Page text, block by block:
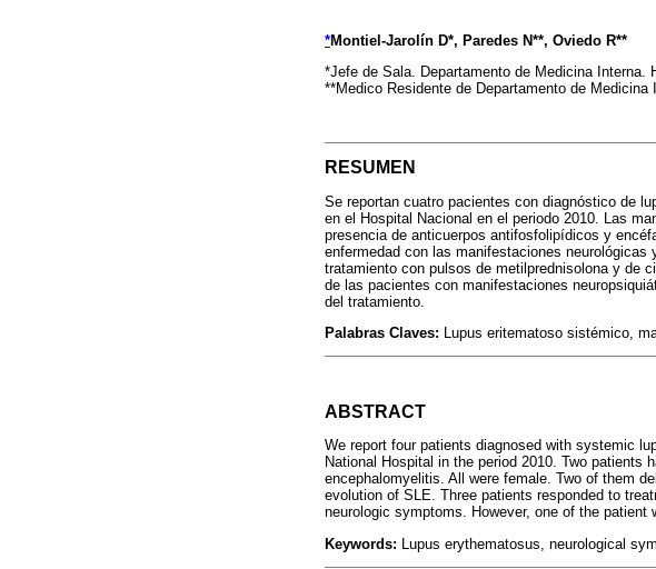
*Montiel-Jarolín D*, Paredes N**, Oviedo R**
*Jefe de Sala. Departamento de Medicina Interna.
**Medico Residente de Departamento de Medicina
RESUMEN
Se reportan cuatro pacientes con diagnóstico de
en el Hospital Nacional en el periodo 2010. Las
presencia de anticuerpos antifosfolipídicos y
enfermedad con las manifestaciones
tratamiento con pulsos de metilprednisolona y de
de las pacientes con manifestaciones
del tratamiento.
Palabras Claves: Lupus eritematoso sistémico,
ABSTRACT
We report four patients diagnosed with systemic
National Hospital in the period 2010. Two
encephalomyelitis. All were female. Two of them
evolution of SLE. Three patients responded to
neurologic symptoms. However, one of the
Keywords: Lupus erythematosus, neurological